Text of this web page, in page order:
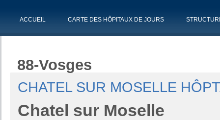
ACCUEIL CARTE DES HÔPITAUX DE JOURS
88-Vosges
CHATEL SUR MOSELLE
Chatel sur Moselle